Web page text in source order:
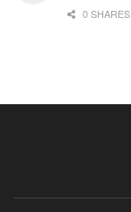
0 SHARES